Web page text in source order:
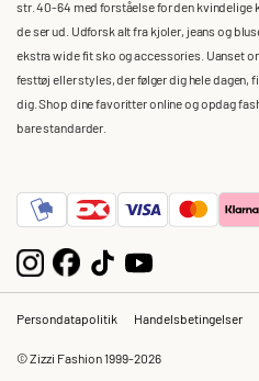
str. 40-64 med forståelse for den kvindelige
de ser ud. Udforsk alt fra kjoler, jeans og
ekstra wide fit sko og accessories. Uanset
festtøj eller styles, der følger dig hele dagen,
dig. Shop dine favoritter online og opdag
bare standarder.
Persondatapolitik Handelsbetingelser
© Zizzi Fashion 1999-2026